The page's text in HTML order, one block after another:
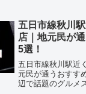
商業施設が融合し
近年、地元民や観
五日市線秋川
店｜地元民が
5選！
五日市線秋川駅近
元民が通うおすす
辺で話題のグルメ